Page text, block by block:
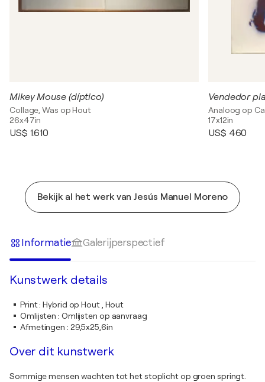
Mikey Mouse (díptico)
Collage, Was op Hout
26x47in
US$ 1.610
Vendedor
Analoog op
17x12in
US$ 460
Bekijk al het werk van Jesús Manuel Moreno
Informatie Galerijperspectief
Kunstwerk details
Print:Hybrid op Hout , Hout
Omlijsten : Omlijsten op aanvraag
Afmetingen : 29,5x25,6in
Over dit kunstwerk
Sommige mensen wachten tot het stoplicht op groen springt.